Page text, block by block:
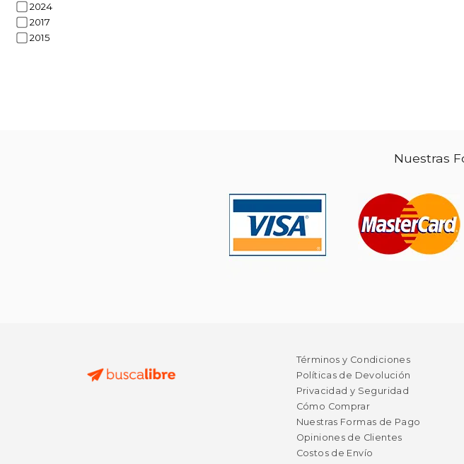
2024
2017
2015
Nuestras
Términos y Condiciones
Políticas de Devolución
Privacidad y Seguridad
Cómo Comprar
Nuestras Formas de Pago
Opiniones de Clientes
Costos de Envío